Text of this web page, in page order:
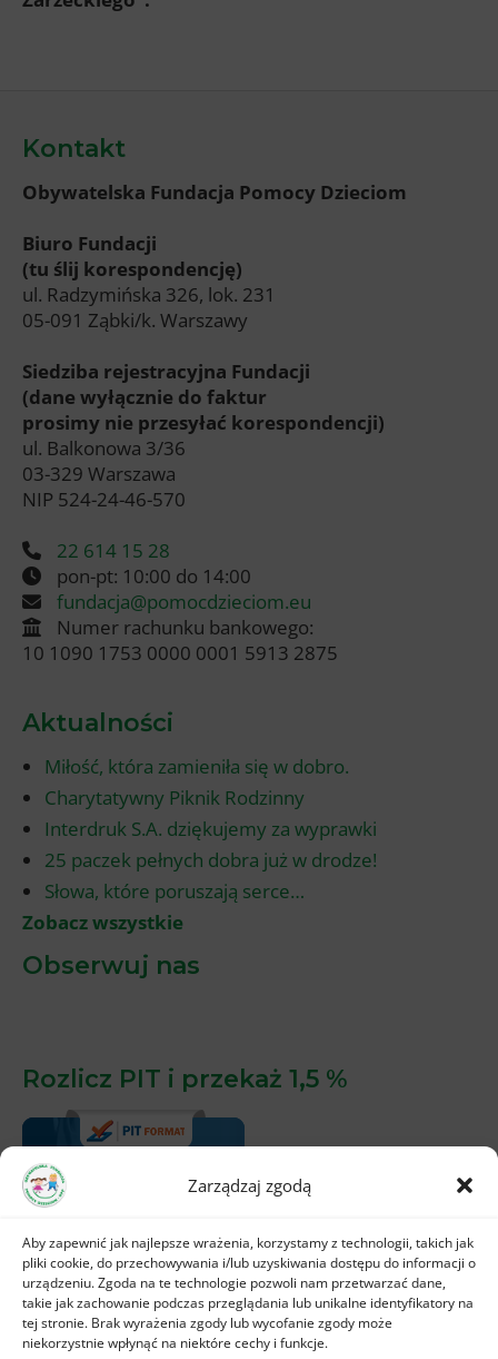
Zarządzaj zgodą
Aby zapewnić jak najlepsze wrażenia, korzystamy z technologii, takich jak
pliki cookie, do przechowywania i/lub uzyskiwania dostępu do informacji o
urządzeniu. Zgoda na te technologie pozwoli nam przetwarzać dane,
takie jak zachowanie podczas przeglądania lub unikalne identyfikatory na
tej stronie. Brak wyrażenia zgody lub wycofanie zgody może
niekorzystnie wpłynąć na niektóre cechy i funkcje.
Kontakt
Obywatelska Fundacja Pomocy Dzieciom
Biuro Fundacji
(tu ślij korespondencję)
ul. Radzymińska 326, lok. 231
05-091 Ząbki/k. Warszawy
Siedziba rejestracyjna Fundacji
(dane wyłącznie do faktur
prosimy nie przesyłać korespondencji)
ul. Balkonowa 3/36
03-329 Warszawa
NIP 524-24-46-570
22 614 15 28
pon-pt: 10:00 do 14:00
fundacja@pomocdzieciom.eu
Numer rachunku bankowego:
10 1090 1753 0000 0001 5913 2875
Aktualności
Miłość, która zamieniła się w dobro.
Charytatywny Piknik Rodzinny
Interdruk S.A. dziękujemy za wyprawki
25 paczek pełnych dobra już w drodze!
Słowa, które poruszają serce…
Zobacz wszystkie
Obserwuj nas
Rozlicz PIT i przekaż 1,5 %